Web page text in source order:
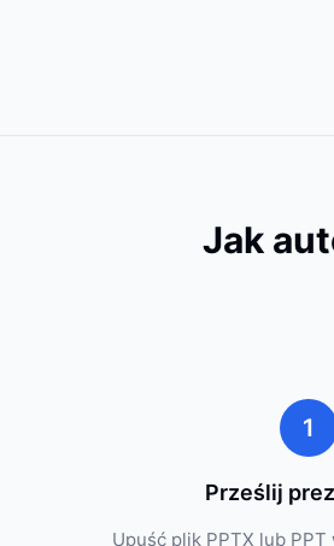
Jak
1
Prześlij
Upuść plik PPTX lub PPT